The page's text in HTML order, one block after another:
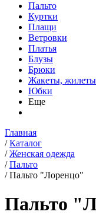
Пальто
Куртки
Плащи
Ветровки
Платья
Блузы
Брюки
Жакеты, жилеты
Юбки
Еще
Главная
/ Каталог
/ Женская одежда
/ Пальто
/ Пальто "Лоренцо"
Пальто